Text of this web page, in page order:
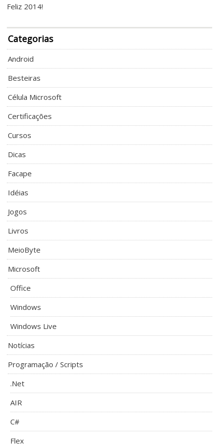
Feliz 2014!
Categorias
Android
Besteiras
Célula Microsoft
Certificações
Cursos
Dicas
Facape
Idéias
Jogos
Livros
MeioByte
Microsoft
Office
Windows
Windows Live
Notícias
Programação / Scripts
.Net
AIR
C#
Flex